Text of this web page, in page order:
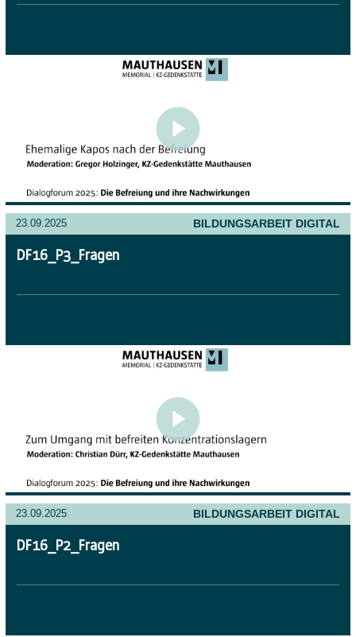
23.09.2025 BILDUNGSARBEIT DIGITAL
DF16_P3_Fragen
23.09.2025 BILDUNGSARBEIT DIGITAL
DF16_P2_Fragen